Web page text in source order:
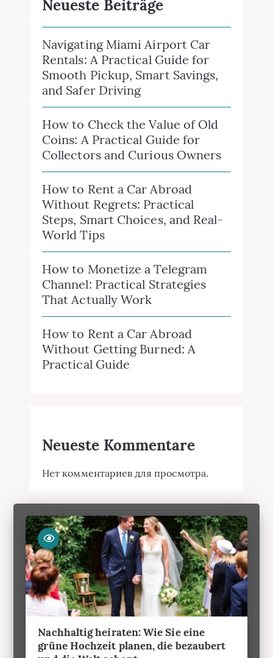
Navigating Miami Airport Car
Rentals: A Practical Guide for
Smooth Pickup, Smart Savings,
and Safer Driving
How to Check the Value of Old
Coins: A Practical Guide for
Collectors and Curious Owners
How to Rent a Car Abroad
Without Regrets: Practical
Steps, Smart Choices, and Real-
World Tips
How to Monetize a Telegram
Channel: Practical Strategies
That Actually Work
How to Rent a Car Abroad
Without Getting Burned: A
Practical Guide
Нет комментариев для просмотра.
Nachhaltig heiraten: Wie Sie eine
grüne Hochzeit planen, die bezaubert
0 0